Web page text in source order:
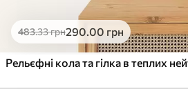
483.33грн290.00 грн